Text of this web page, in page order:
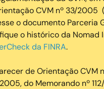
CVM nº 33/2005
o documento Parceria
o histórico da Nomad
da FINRA.
de Orientação CVM
do Memorando nº